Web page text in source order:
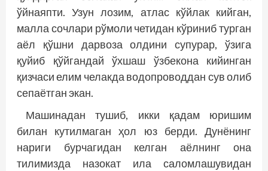
ўйнаяпти. Узун лозим, атлас кўйлак кийган,
малла сочлари рўмоли четидан кўриниб турган
аёл қўшни дарвоза олдини супурар, ўзига
қуйиб қўйгандай ўхшаш ўзбекона кийинган
қизчаси елим челакда водопроводдан сув олиб
сепаётган экан.
Машинадан тушиб, икки қадам юришим
билан кутилмаган ҳол юз берди. Дунёнинг
нариги бурчагидан келган аёлнинг она
тилимизда назокат ила саломлашувидан